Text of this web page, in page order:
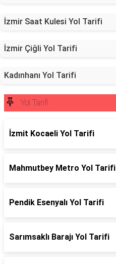
İzmir Saat Kulesi Yol Tarifi
İzmir Çiğli Yol Tarifi
Kadınhanı Yol Tarifi
Yol Tarifi
İzmit Kocaeli Yol Tarifi
Mahmutbey Metro Yol Tarifi
Pendik Esenyalı Yol Tarifi
Sarımsaklı Barajı Yol Tarifi